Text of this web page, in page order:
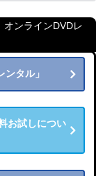
ンラインDVDレ
タル」
お試しについ